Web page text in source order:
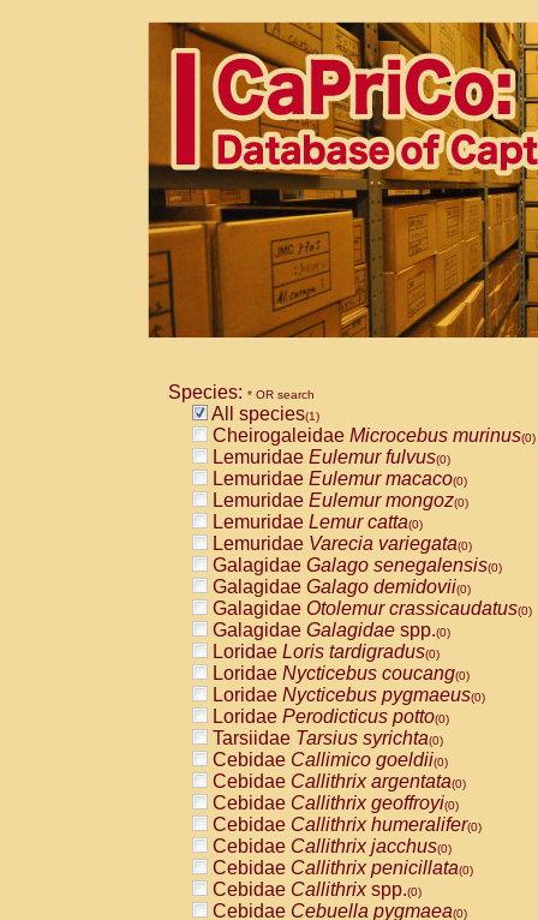
Species: * OR search
All species(1)
Cheirogaleidae Microcebus murinus(0)
Lemuridae Eulemur fulvus(0)
Lemuridae Eulemur macaco(0)
Lemuridae Eulemur mongoz(0)
Lemuridae Lemur catta(0)
Lemuridae Varecia variegata(0)
Galagidae Galago senegalensis(0)
Galagidae Galago demidovii(0)
Galagidae Otolemur crassicaudatus(0)
Galagidae Galagidae spp.(0)
Loridae Loris tardigradus(0)
Loridae Nycticebus coucang(0)
Loridae Nycticebus pygmaeus(0)
Loridae Perodicticus potto(0)
Tarsiidae Tarsius syrichta(0)
Cebidae Callimico goeldii(0)
Cebidae Callithrix argentata(0)
Cebidae Callithrix geoffroyi(0)
Cebidae Callithrix humeralifer(0)
Cebidae Callithrix jacchus(0)
Cebidae Callithrix penicillata(0)
Cebidae Callithrixspp.(0)
Cebidae Cebuella pygmaea(0)